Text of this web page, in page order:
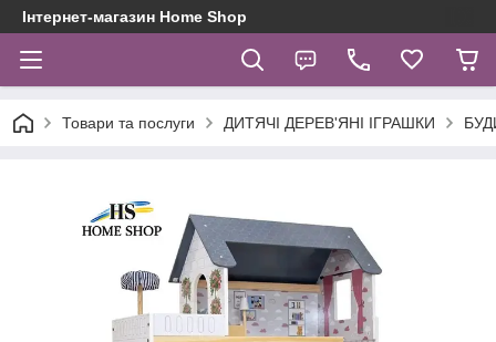
Інтернет-магазин Home Shop
Товари та послуги ДИТЯЧІ ДЕРЕВ'ЯНІ ІГРАШКИ